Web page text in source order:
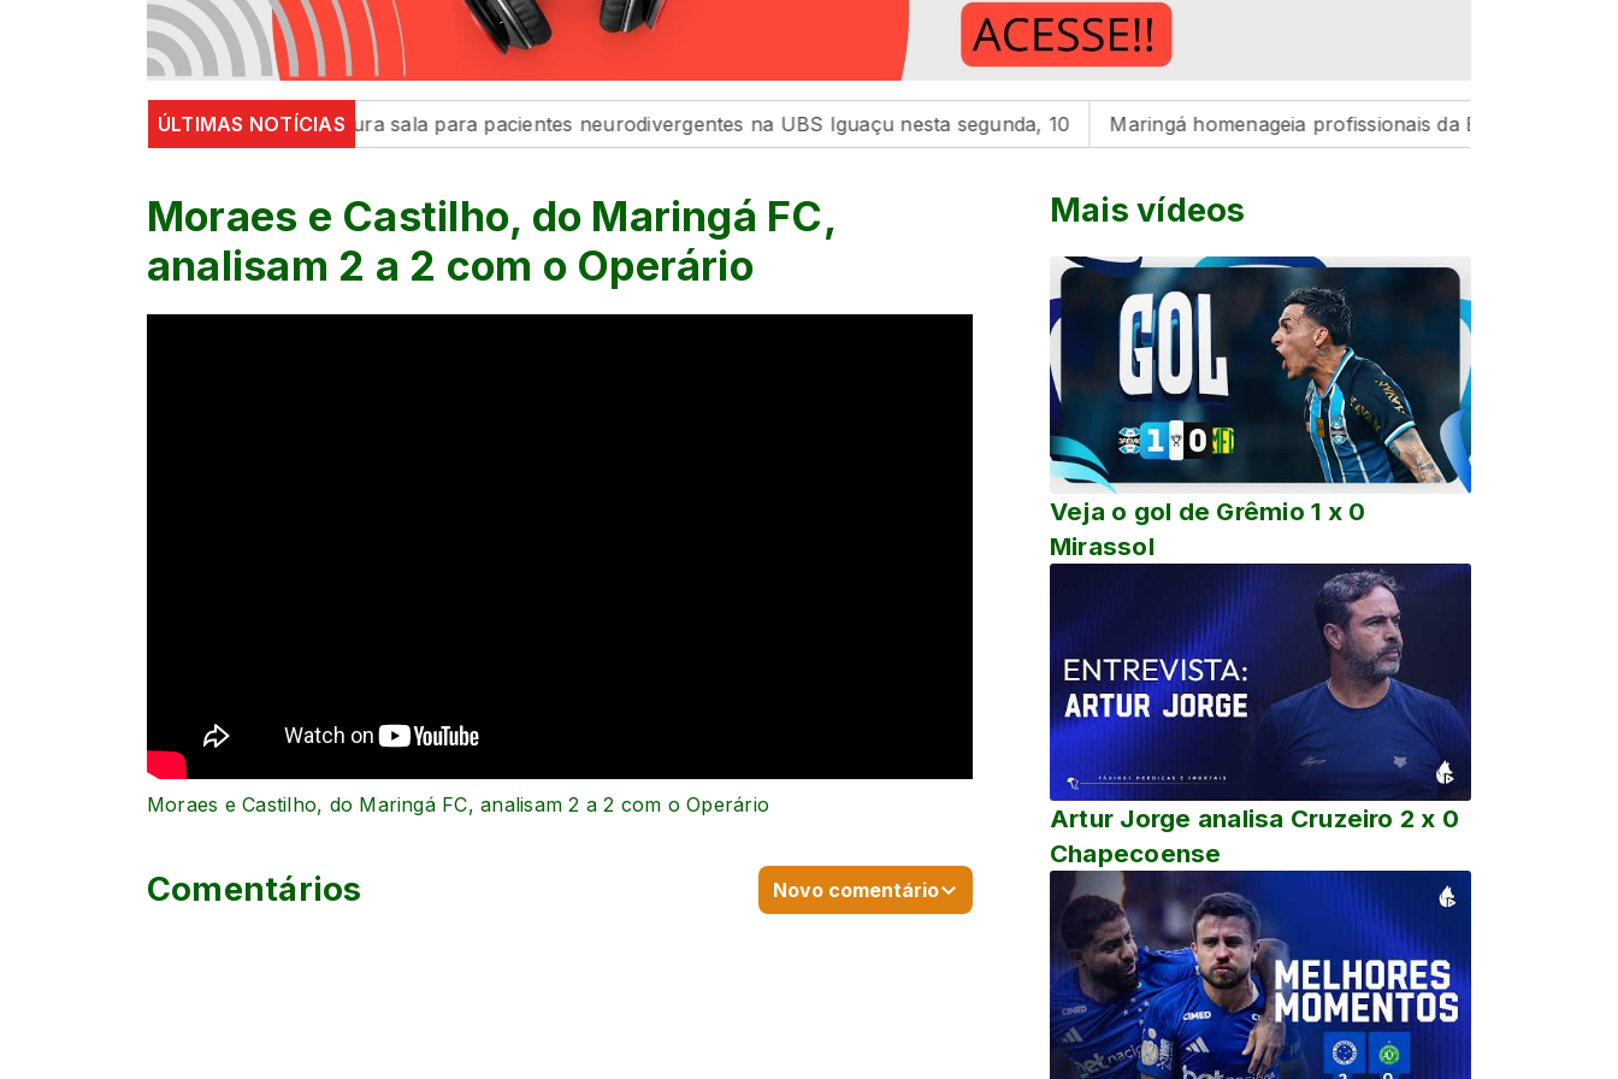
ÚLTIMAS NOTÍCIAS
de Maringá inaugura sala para pacientes neurodivergentes na UBS Iguaçu nesta segunda, 10 Maringá homenageia profissionais da Educação pelo
Moraes e Castilho, do Maringá FC,
analisam 2 a 2 com o Operário
Mais vídeos
Veja o gol de Grêmio 1 x 0
Mirassol
Artur Jorge analisa Cruzeiro 2 x 0
Chapecoense
Moraes e Castilho, do Maringá FC, analisam 2 a 2 com o Operário
Comentários Novo comentário